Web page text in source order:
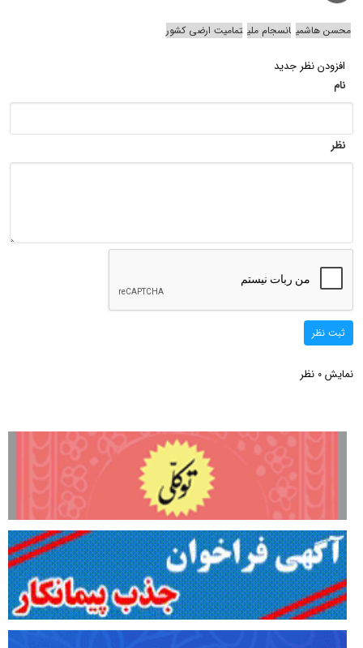
محسن هاشمی انسجام ملی تمامیت ارضی کشور
افزودن نظر جدید
نام
نظر
ثبت نظر
نمایش 0 نظر